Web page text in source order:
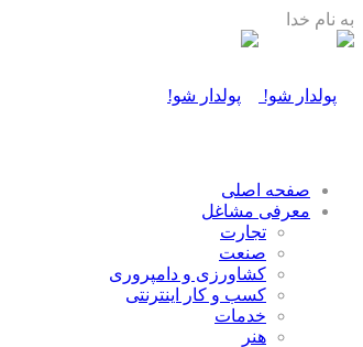
به نام خدا
صفحه اصلی
معرفی مشاغل
تجارت
صنعت
كشاورزی و دامپروری
كسب و كار اينترنتی
خدمات
هنر